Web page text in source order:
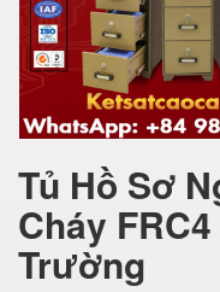
Tủ Hồ Sơ
Cháy
Trường